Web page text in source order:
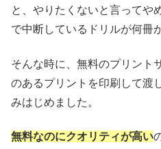
と、やりたくないと言ってや
で中断しているドリルが何冊
そんな時に、無料のプリント
のあるプリントを印刷して渡
みはじめました。
無料なのにクオリティが高い